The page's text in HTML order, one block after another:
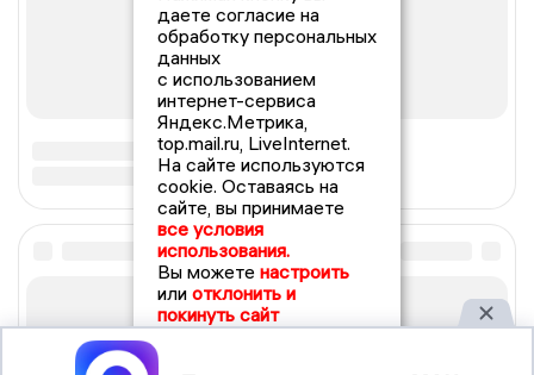
даете согласие на
обработку персональных
данных
с использованием
интернет-сервиса
Яндекс.Метрика,
top.mail.ru, LiveInternet.
На сайте используются
cookie. Оставаясь на
сайте, вы принимаете
все условия
использования.
Вы можете настроить
или отклонить и
покинуть сайт